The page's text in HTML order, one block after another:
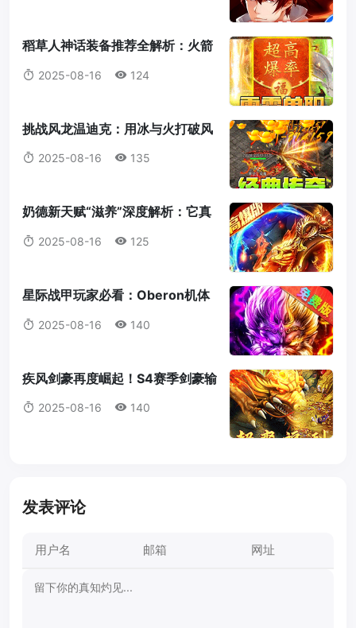
稻草人神话装备推荐全解析：火箭
腰带为何成为首选？
2025-08-16 124
挑战风龙温迪克：用冰与火打破风
暴统治！
2025-08-16 135
奶德新天赋“滋养”深度解析：它真
的值得我们放弃愈合吗？
2025-08-16 125
星际战甲玩家必看：Oberon机体
蓝图获取全攻略
2025-08-16 140
疾风剑豪再度崛起！S4赛季剑豪输
出机制全解析
2025-08-16 140
发表评论